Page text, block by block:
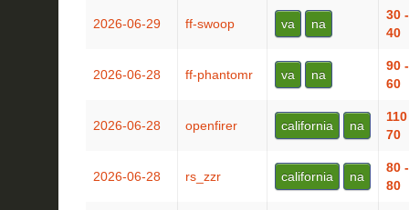
2026-06-29 ff-swoop va na
30 -
40
2026-06-28 ff-phantomr va na
90 -
60
2026-06-28 openfirer california na
70
2026-06-28 rs_zzr california na
80 -
80